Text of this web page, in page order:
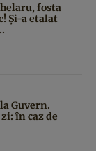
fosta
Și-a etalat
Guvern.
în caz de